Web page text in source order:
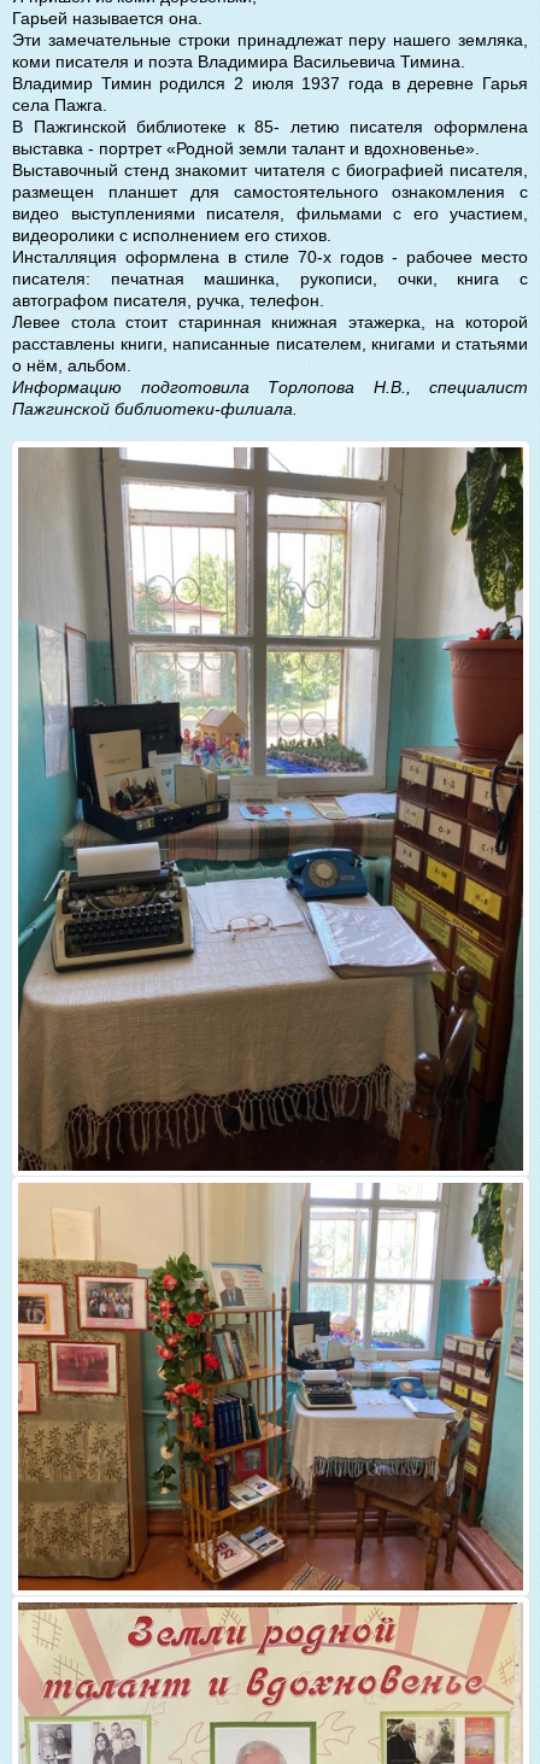
Гарьей называется она.
Эти замечательные строки принадлежат перу нашего земляка,
коми писателя и поэта Владимира Васильевича Тимина.
Владимир Тимин родился 2 июля 1937 года в деревне Гарья
села Пажга.
В Пажгинской библиотеке к 85- летию писателя оформлена
выставка - портрет «Родной земли талант и вдохновенье».
Выставочный стенд знакомит читателя с биографией писателя,
размещен планшет для самостоятельного ознакомления с
видео выступлениями писателя, фильмами с его участием,
видеоролики с исполнением его стихов.
Инсталляция оформлена в стиле 70-х годов - рабочее место
писателя: печатная машинка, рукописи, очки, книга с
автографом писателя, ручка, телефон.
Левее стола стоит старинная книжная этажерка, на которой
расставлены книги, написанные писателем, книгами и статьями
о нём, альбом.
Информацию подготовила Торлопова Н.В., специалист
Пажгинской библиотеки-филиала.